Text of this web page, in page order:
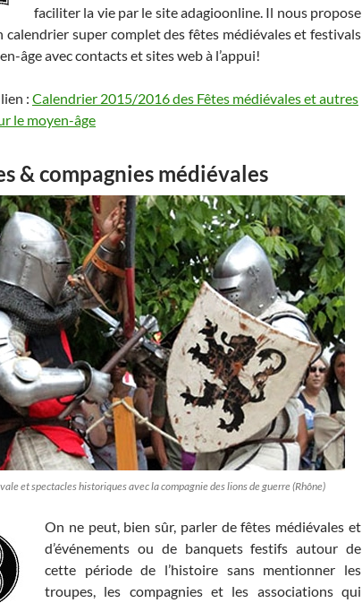
faciliter la vie par le site adagioonline. Il nous propose
calendrier super complet des fêtes médiévales et festivals
âge avec contacts et sites web à l’appui!
: Calendrier 2015/2016 des Fêtes médiévales et autres
le moyen-âge
& compagnies médiévales
et spectacles historiques avec la compagnie des lions de guerre (Rhône)
On ne peut, bien sûr, parler de fêtes médiévales et
d’événements ou de banquets festifs autour de
cette période de l’histoire sans mentionner les
troupes, les compagnies et les associations qui